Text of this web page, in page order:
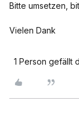
Bitte umsetzen,
Vielen Dank
1 Person gefällt